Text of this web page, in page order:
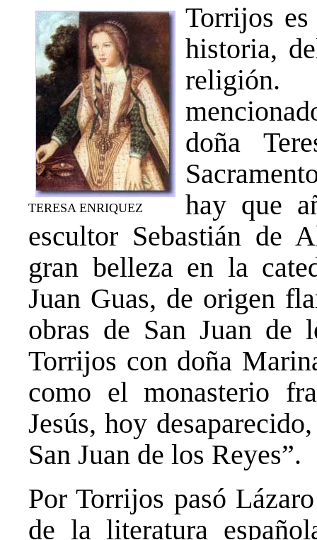
TERESA ENRIQUEZ
Torrijos
historia,
doña
hay que
escultor Sebastián de
gran belleza en la
Juan Guas, de origen
obras de San Juan de
Torrijos con doña
como el monasterio
Jesús, hoy
San Juan de los Reyes”.
Por Torrijos pasó
de la literatura